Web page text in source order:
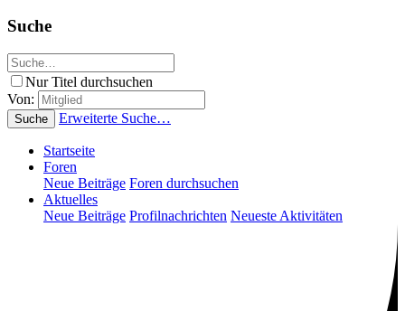
Suche
Nur Titel durchsuchen
Von:
Suche Erweiterte Suche…
Startseite
Foren
Neue Beiträge Foren durchsuchen
Aktuelles
Neue Beiträge Profilnachrichten Neueste Aktivitäten